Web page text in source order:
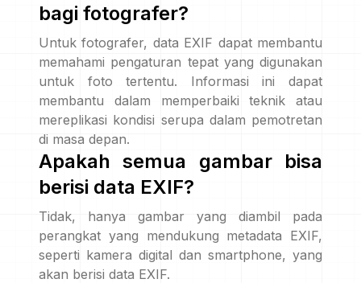
bagi fotografer?
Untuk fotografer, data EXIF dapat membantu
memahami pengaturan tepat yang digunakan
untuk foto tertentu. Informasi ini dapat
membantu dalam memperbaiki teknik atau
mereplikasi kondisi serupa dalam pemotretan
di masa depan.
Apakah semua gambar bisa
berisi data EXIF?
Tidak, hanya gambar yang diambil pada
perangkat yang mendukung metadata EXIF,
seperti kamera digital dan smartphone, yang
akan berisi data EXIF.